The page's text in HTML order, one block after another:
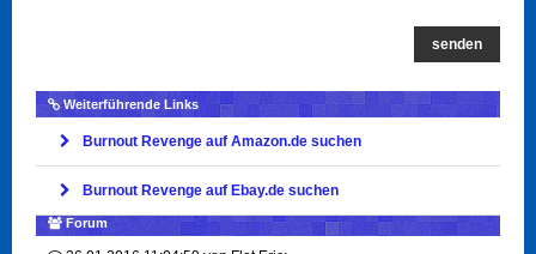
senden
Weiterführende Links
Burnout Revenge auf Amazon.de suchen
Burnout Revenge auf Ebay.de suchen
Forum